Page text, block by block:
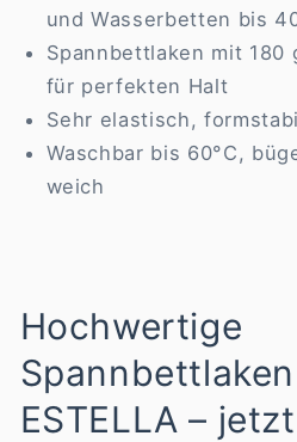
und Wasserbetten bis
Spannbettlaken mit 180
für perfekten Halt
Sehr elastisch,
Waschbar bis 60°C,
weich
Hochwertige
ESTELLA –